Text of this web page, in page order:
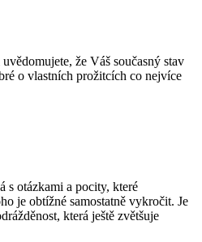
že Váš současný stav
o vlastních prožitcích co nejvíce
s otázkami a pocity, které
je obtížné samostatně vykročit. Je
která ještě zvětšuje